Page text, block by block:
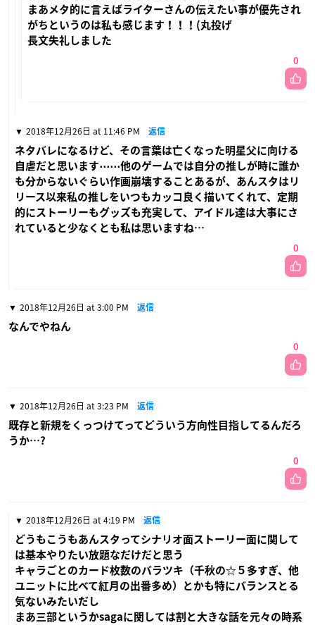
まあメタ的に言えばライターさんの伝えたい事が優先され
がちというのは私も感じます！！！(丸投げ
長文失礼しました
0
2018年12月26日 at 11:46 PM 返信
ネタバレになるけど、その言葉は亡くなった明星父に向ける
自虐だと思います⋯⋯他のゲームでは自分の推しが時に誰か
も分からないぐらい作画崩壊することあるが、あんスタはリ
リース以来私の推しをいつもカッコ良く描いてくれて、定期
的にストーリーもグッズも充実して、アイドル達は大事にさ
れていると少なくとも私は思いますね…
0
2018年12月26日 at 3:00 PM 返信
なんでやねん
0
2018年12月26日 at 3:23 PM 返信
既存と新規をくっつけてってどういう方向性目指してるんだろ
うか…?
0
2018年12月26日 at 4:19 PM 返信
どうもこうもあんスタってシナリオ面ストーリー面に関して
は基本やりたい放題なだけだと思う
キャラごとのカード枚数のバラツキ（千秋の☆５多すぎ、他
ユニットに比べて紅月の出番多め）とかも特にバランスとる
気ないみたいだし
まあ三部というかsagaに関しては割と大きな話を元々の時系